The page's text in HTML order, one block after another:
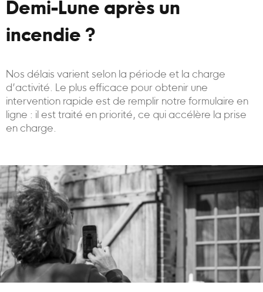
Demi-Lune après un
incendie ?
Nos délais varient selon la période et la charge
d’activité. Le plus efficace pour obtenir une
intervention rapide est de remplir notre formulaire en
ligne : il est traité en priorité, ce qui accélère la prise
en charge.